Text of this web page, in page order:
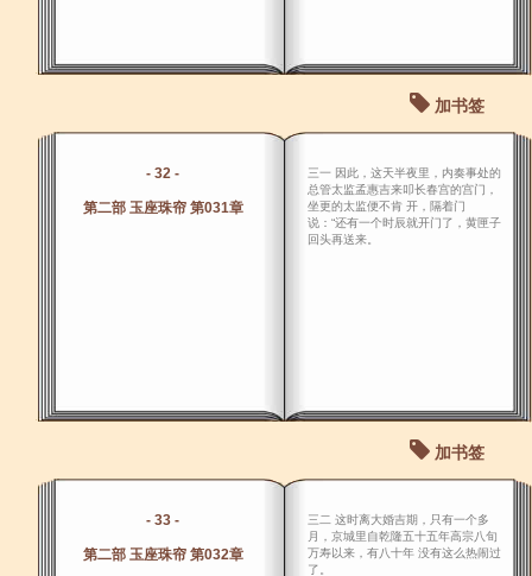
加书签
- 32 -
第二部 玉座珠帘 第031章
三一 因此，这天半夜里，内奏事处的
总管太监孟惠吉来叩长春宫的宫门，
坐更的太监便不肯 开，隔着门
说：“还有一个时辰就开门了，黄匣子
回头再送来。
加书签
- 33 -
第二部 玉座珠帘 第032章
三二 这时离大婚吉期，只有一个多
月，京城里自乾隆五十五年高宗八旬
万寿以来，有八十年 没有这么热闹过
了。